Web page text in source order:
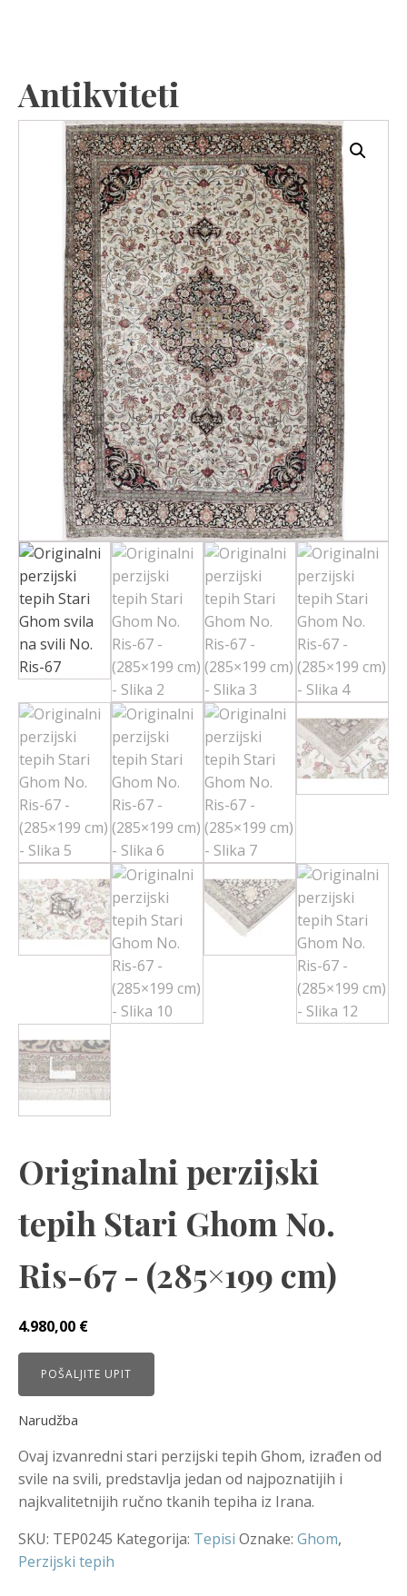
Antikviteti
Originalni perzijski
tepih Stari Ghom No.
Ris-67 - (285×199 cm)
4.980,00 €
POŠALJITE UPIT
Narudžba
Ovaj izvanredni stari perzijski tepih Ghom, izrađen od
svile na svili, predstavlja jedan od najpoznatijih i
najkvalitetnijih ručno tkanih tepiha iz Irana.
SKU: TEP0245 Kategorija: Tepisi Oznake: Ghom,
Perzijski tepih